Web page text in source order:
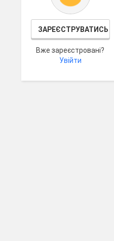
ЗАРЕЄСТРУВАТИСЬ
Вже зареєстровані?
Увійти